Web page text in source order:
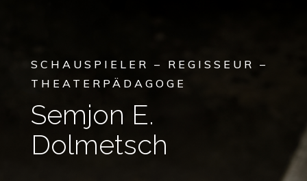
SCHAUSPIELER – REGISSEUR –
THEATERPÄDAGOGE
Semjon E.
Dolmetsch